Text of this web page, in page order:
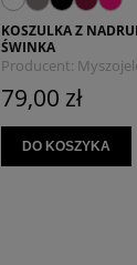
KOSZULKA Z
ŚWINKA
Producent:
79,00 zł
DO KOSZYKA